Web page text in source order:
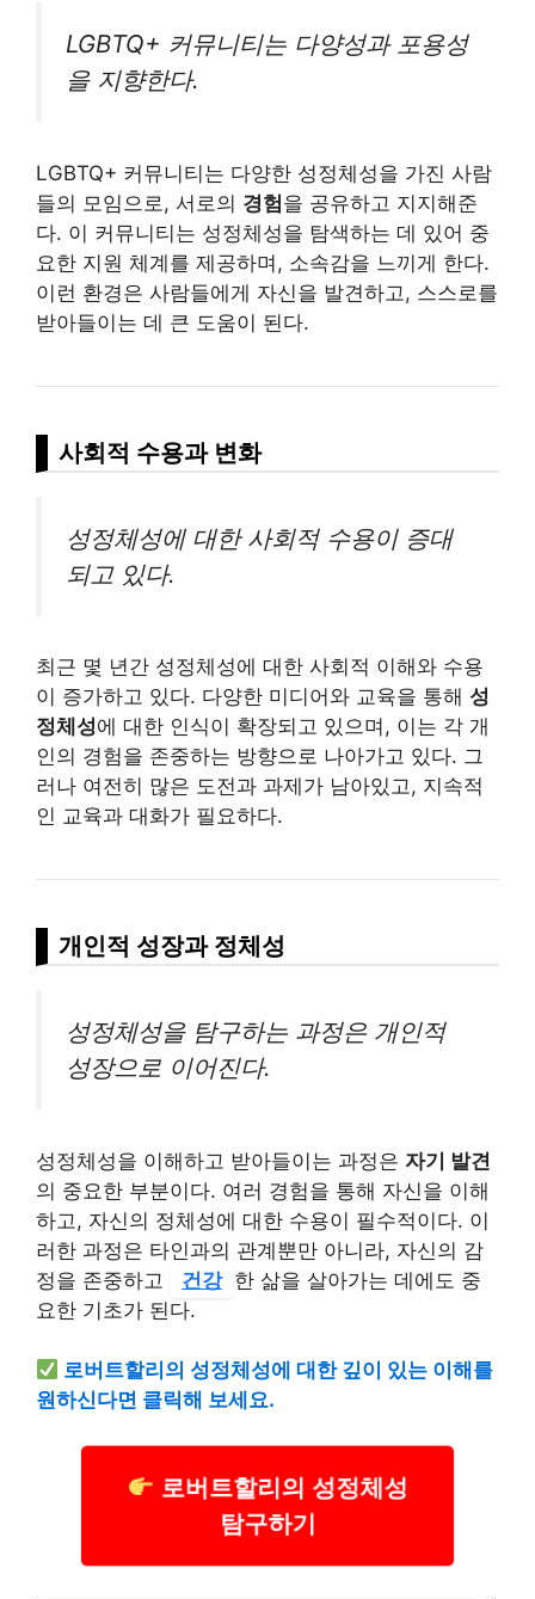
LGBTQ+ 커뮤니티는 다양성과 포용성
을 지향한다.
LGBTQ+ 커뮤니티는 다양한 성정체성을 가진 사람
들의 모임으로, 서로의 경험을 공유하고 지지해준
다. 이 커뮤니티는 성정체성을 탐색하는 데 있어 중
요한 지원 체계를 제공하며, 소속감을 느끼게 한다.
이런 환경은 사람들에게 자신을 발견하고, 스스로를
받아들이는 데 큰 도움이 된다.
사회적 수용과 변화
성정체성에 대한 사회적 수용이 증대
되고 있다.
최근 몇 년간 성정체성에 대한 사회적 이해와 수용
이 증가하고 있다. 다양한 미디어와 교육을 통해 성
정체성에 대한 인식이 확장되고 있으며, 이는 각 개
인의 경험을 존중하는 방향으로 나아가고 있다. 그
러나 여전히 많은 도전과 과제가 남아있고, 지속적
인 교육과 대화가 필요하다.
개인적 성장과 정체성
성정체성을 탐구하는 과정은 개인적
성장으로 이어진다.
성정체성을 이해하고 받아들이는 과정은 자기 발견
의 중요한 부분이다. 여러 경험을 통해 자신을 이해
하고, 자신의 정체성에 대한 수용이 필수적이다. 이
러한 과정은 타인과의 관계뿐만 아니라, 자신의 감
정을 존중하고
건강 한 삶을 살아가는 데에도 중
요한 기초가 된다.
로버트할리의 성정체성에 대한 깊이 있는 이해를
원하신다면 클릭해 보세요.
로버트할리의 성정체성
탐구하기